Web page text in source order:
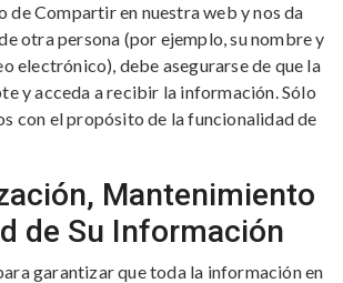
de Compartir en nuestra web y nos da
otra persona (por ejemplo, su nombre y
electrónico), debe asegurarse de que la
y acceda a recibir la información. Sólo
con el propósito de la funcionalidad de
Mantenimiento
de Su Información
garantizar que toda la información en